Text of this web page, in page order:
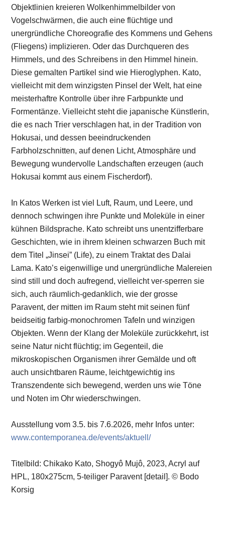
Objektlinien kreieren Wolkenhimmelbilder von
Vogelschwärmen, die auch eine flüchtige und
unergründliche Choreografie des Kommens und Gehens
(Fliegens) implizieren. Oder das Durchqueren des
Himmels, und des Schreibens in den Himmel hinein.
Diese gemalten Partikel sind wie Hieroglyphen. Kato,
vielleicht mit dem winzigsten Pinsel der Welt, hat eine
meisterhaftre Kontrolle über ihre Farbpunkte und
Formentänze. Vielleicht steht die japanische Künstlerin,
die es nach Trier verschlagen hat, in der Tradition von
Hokusai, und dessen beeindruckenden
Farbholzschnitten, auf denen Licht, Atmosphäre und
Bewegung wundervolle Landschaften erzeugen (auch
Hokusai kommt aus einem Fischerdorf).
In Katos Werken ist viel Luft, Raum, und Leere, und
dennoch schwingen ihre Punkte und Moleküle in einer
kühnen Bildsprache. Kato schreibt uns unentzifferbare
Geschichten, wie in ihrem kleinen schwarzen Buch mit
dem Titel „Jinsei” (Life), zu einem Traktat des Dalai
Lama. Kato’s eigenwillige und unergründliche Malereien
sind still und doch aufregend, vielleicht ver-sperren sie
sich, auch räumlich-gedanklich, wie der grosse
Paravent, der mitten im Raum steht mit seinen fünf
beidseitig farbig-monochromen Tafeln und winzigen
Objekten. Wenn der Klang der Moleküle zurückkehrt, ist
seine Natur nicht flüchtig; im Gegenteil, die
mikroskopischen Organismen ihrer Gemälde und oft
auch unsichtbaren Räume, leichtgewichtig ins
Transzendente sich bewegend, werden uns wie Töne
und Noten im Ohr wiederschwingen.
Ausstellung vom 3.5. bis 7.6.2026, mehr Infos unter:
www.contemporanea.de/events/aktuell/
Titelbild: Chikako Kato, Shogyô Mujô, 2023, Acryl auf
HPL, 180x275cm, 5-teiliger Paravent [detail]. © Bodo
Korsig